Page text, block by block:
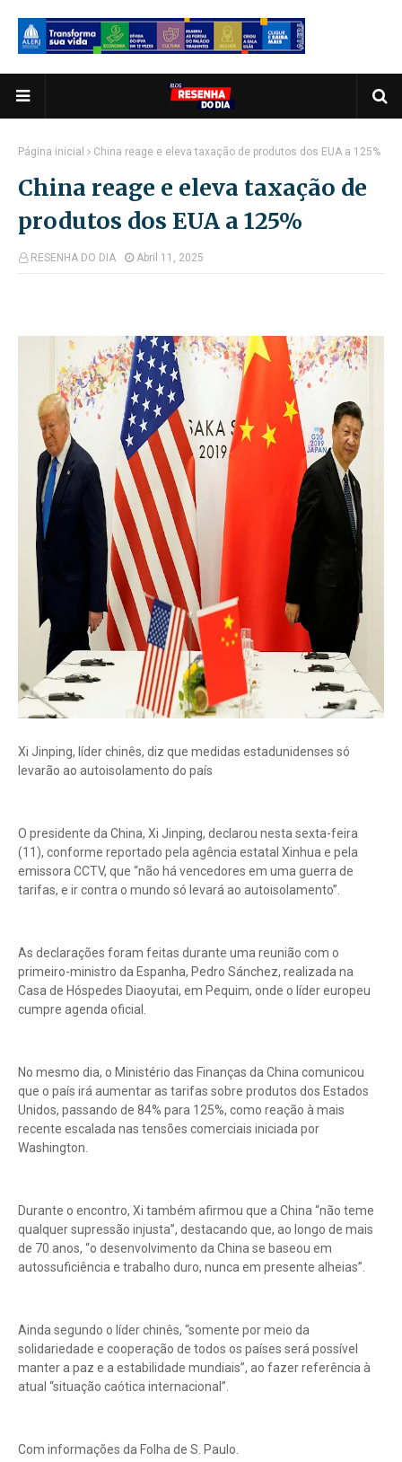
Página inicial China reage e eleva taxação de produtos dos EUA a 125%
China reage e eleva taxação de
produtos dos EUA a 125%
RESENHA DO DIA Abril 11, 2025
Xi Jinping, líder chinês, diz que medidas estadunidenses só
levarão ao autoisolamento do país
O presidente da China, Xi Jinping, declarou nesta sexta-feira
(11), conforme reportado pela agência estatal Xinhua e pela
emissora CCTV, que “não há vencedores em uma guerra de
tarifas, e ir contra o mundo só levará ao autoisolamento”.
As declarações foram feitas durante uma reunião com o
primeiro-ministro da Espanha, Pedro Sánchez, realizada na
Casa de Hóspedes Diaoyutai, em Pequim, onde o líder europeu
cumpre agenda oficial.
No mesmo dia, o Ministério das Finanças da China comunicou
que o país irá aumentar as tarifas sobre produtos dos Estados
Unidos, passando de 84% para 125%, como reação à mais
recente escalada nas tensões comerciais iniciada por
Washington.
Durante o encontro, Xi também afirmou que a China “não teme
qualquer supressão injusta”, destacando que, ao longo de mais
de 70 anos, “o desenvolvimento da China se baseou em
autossuficiência e trabalho duro, nunca em presente alheias”.
Ainda segundo o líder chinês, “somente por meio da
solidariedade e cooperação de todos os países será possível
manter a paz e a estabilidade mundiais”, ao fazer referência à
atual “situação caótica internacional”.
Com informações da Folha de S. Paulo.